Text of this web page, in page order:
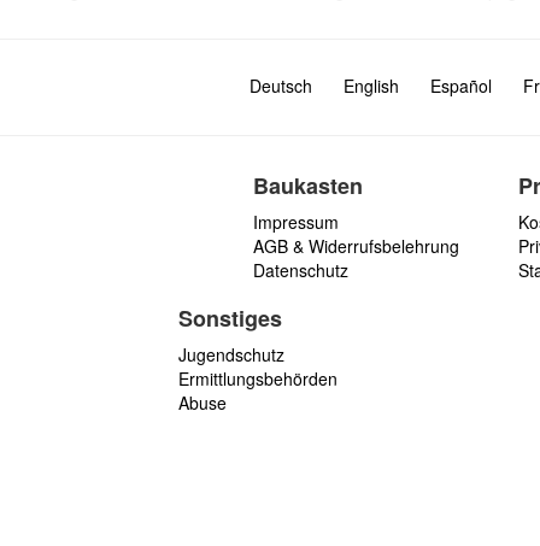
Deutsch English Español
Baukasten
Impressum
AGB & Widerrufsbelehrung
Datenschutz
Sonstiges
Jugendschutz
Ermittlungsbehörden
Abuse